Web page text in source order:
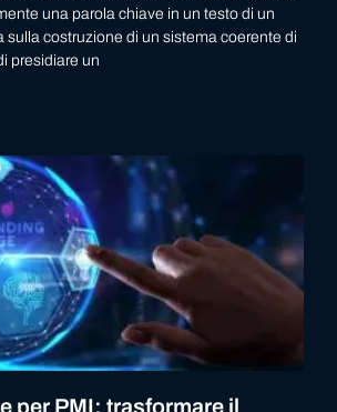
una parola chiave in un testo di un
sulla costruzione di un sistema coerente di
presidiare un
per PMI: trasformare il